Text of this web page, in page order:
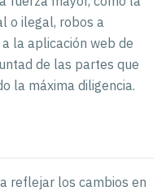
o ilegal, robos a
la aplicación web de
de las partes que
la máxima diligencia.
reflejar los cambios en